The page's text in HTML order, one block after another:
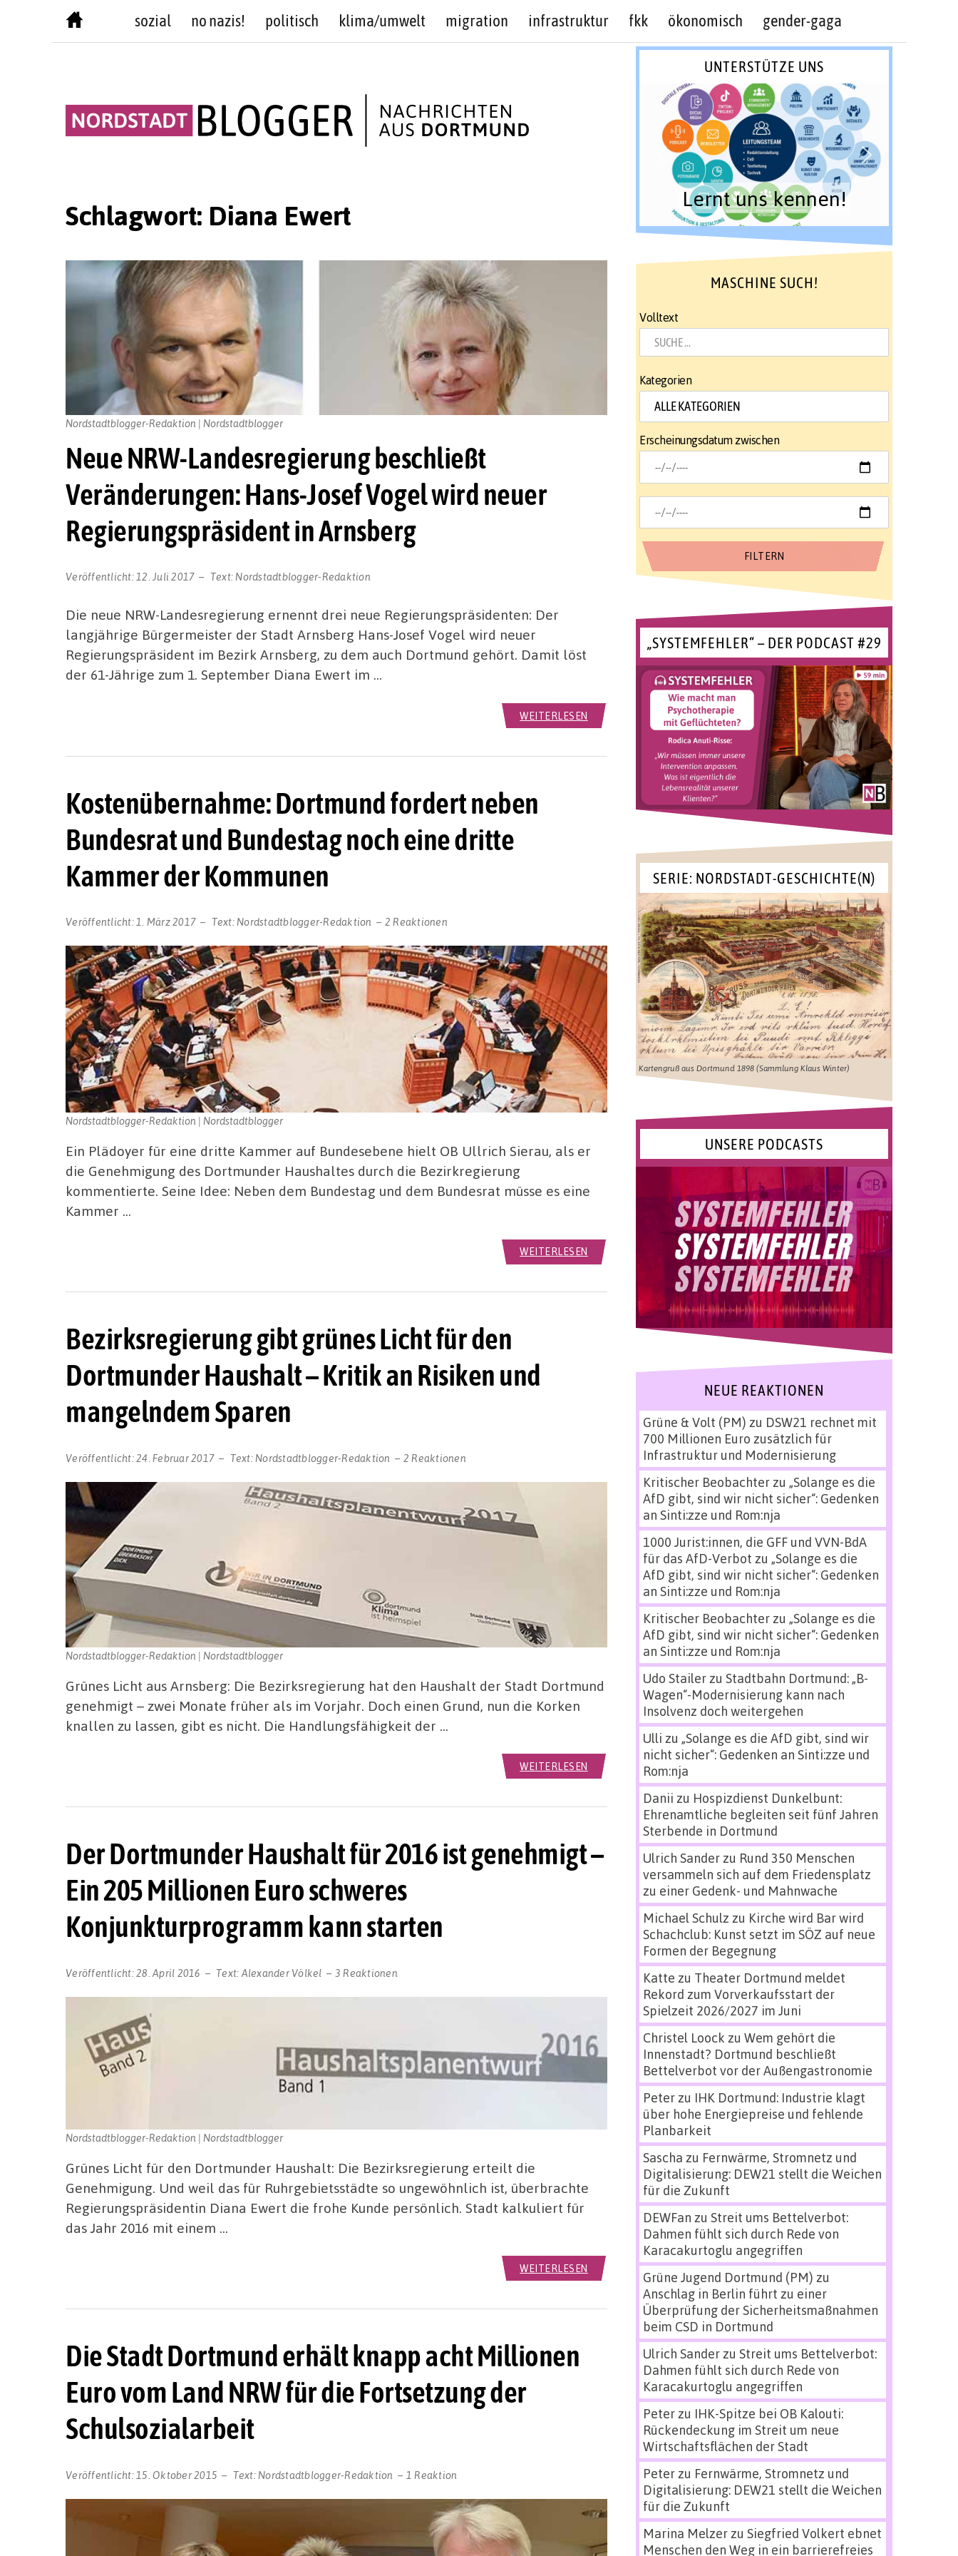
sozial no nazis! politisch klima/umwelt migration infrastruktur fkk ökonomisch gender-gaga
Schlagwort: Diana Ewert
Neue NRW-Landesregierung beschließt
Veränderungen: Hans-Josef Vogel wird neuer
Regierungspräsident in Arnsberg
Veröffentlicht: 12. Juli 2017 Text: Nordstadtblogger-Redaktion
Nordstadtblogger-Redaktion | Nordstadtblogger
Die neue NRW-Landesregierung ernennt drei neue Regierungspräsidenten: Der
langjährige Bürgermeister der Stadt Arnsberg Hans-Josef Vogel wird neuer
Regierungspräsident im Bezirk Arnsberg, zu dem auch Dortmund gehört. Damit löst
der 61-Jährige zum 1. September Diana Ewert im …
WEITERLESEN
Kostenübernahme: Dortmund fordert neben
Bundesrat und Bundestag noch eine dritte
Kammer der Kommunen
Veröffentlicht: 1. März 2017 Text: Nordstadtblogger-Redaktion 2 Reaktionen
Nordstadtblogger-Redaktion | Nordstadtblogger
Ein Plädoyer für eine dritte Kammer auf Bundesebene hielt OB Ullrich Sierau, als er
die Genehmigung des Dortmunder Haushaltes durch die Bezirkregierung
kommentierte. Seine Idee: Neben dem Bundestag und dem Bundesrat müsse es eine
Kammer …
WEITERLESEN
Bezirksregierung gibt grünes Licht für den
Dortmunder Haushalt – Kritik an Risiken und
mangelndem Sparen
Veröffentlicht:24. Februar 2017 Text: Nordstadtblogger-Redaktion 2 Reaktionen
Nordstadtblogger-Redaktion | Nordstadtblogger
Grünes Licht aus Arnsberg: Die Bezirksregierung hat den Haushalt der Stadt Dortmund
genehmigt – zwei Monate früher als im Vorjahr. Doch einen Grund, nun die Korken
knallen zu lassen, gibt es nicht. Die Handlungsfähigkeit der …
WEITERLESEN
Der Dortmunder Haushalt für 2016 ist genehmigt –
Ein 205 Millionen Euro schweres
Konjunkturprogramm kann starten
Veröffentlicht: 28. April 2016 Text: Alexander Völkel 3 Reaktionen
Nordstadtblogger-Redaktion | Nordstadtblogger
Grünes Licht für den Dortmunder Haushalt: Die Bezirksregierung erteilt die
Genehmigung. Und weil das für Ruhrgebietsstädte so ungewöhnlich ist, überbrachte
Regierungspräsidentin Diana Ewert die frohe Kunde persönlich. Stadt kalkuliert für
das Jahr 2016 mit einem …
WEITERLESEN
Die Stadt Dortmund erhält knapp acht Millionen
Euro vom Land NRW für die Fortsetzung der
Schulsozialarbeit
Veröffentlicht: 15. Oktober 2015 Text: Nordstadtblogger-Redaktion 1 Reaktion
UNTERSTÜTZE UNS
Lernt uns kennen!
MASCHINE SUCH!
Volltext
Kategorien
Erscheinungsdatum zwischen
„SYSTEMFEHLER“ – DER PODCAST #29
SERIE: NORDSTADT-GESCHICHTE(N)
Kartengruß aus Dortmund 1898 (Sammlung Klaus Winter)
UNSERE PODCASTS
NEUE REAKTIONEN
Grüne & Volt (PM) zu DSW21 rechnet mit
700 Millionen Euro zusätzlich für
Infrastruktur und Modernisierung
Kritischer Beobachterzu „Solange es die
AfD gibt, sind wir nicht sicher“: Gedenken
an Sinti:zze und Rom:nja
1000 Jurist:innen, die GFF und VVN-BdA
für das AfD-Verbot zu „Solange es die
AfD gibt, sind wir nicht sicher“: Gedenken
an Sinti:zze und Rom:nja
Kritischer Beobachterzu „Solange es die
AfD gibt, sind wir nicht sicher“: Gedenken
an Sinti:zze und Rom:nja
Udo Stailerzu Stadtbahn Dortmund: „B-
Wagen“-Modernisierung kann nach
Insolvenz doch weitergehen
Ulli zu „Solange es die AfD gibt, sind wir
nicht sicher“: Gedenken an Sinti:zze und
Rom:nja
Danii zu Hospizdienst Dunkelbunt:
Ehrenamtliche begleiten seit fünf Jahren
Sterbende in Dortmund
Ulrich Sanderzu Rund 350 Menschen
versammeln sich auf dem Friedensplatz
zu einer Gedenk- und Mahnwache
Michael Schulz zu Kirche wird Bar wird
Schachclub: Kunst setzt im SÖZ auf neue
Formen der Begegnung
Katte zu Theater Dortmund meldet
Rekord zum Vorverkaufsstart der
Spielzeit 2026/2027 im Juni
Christel Loock zu Wem gehört die
Innenstadt? Dortmund beschließt
Bettelverbot vor der Außengastronomie
Peterzu IHK Dortmund: Industrie klagt
über hohe Energiepreise und fehlende
Planbarkeit
Sascha zu Fernwärme, Stromnetz und
Digitalisierung: DEW21 stellt die Weichen
für die Zukunft
DEWFan zu Streit ums Bettelverbot:
Dahmen fühlt sich durch Rede von
Karacakurtoglu angegriffen
Grüne Jugend Dortmund (PM) zu
Anschlag in Berlin führt zu einer
Überprüfung der Sicherheitsmaßnahmen
beim CSD in Dortmund
Ulrich Sanderzu Streit ums Bettelverbot:
Dahmen fühlt sich durch Rede von
Karacakurtoglu angegriffen
Peterzu IHK-Spitze bei OB Kalouti:
Rückendeckung im Streit um neue
Wirtschaftsflächen der Stadt
Peterzu Fernwärme, Stromnetz und
Digitalisierung: DEW21 stellt die Weichen
für die Zukunft
Marina Melzerzu Siegfried Volkert ebnet
Menschen den Weg in ein barrierefreies